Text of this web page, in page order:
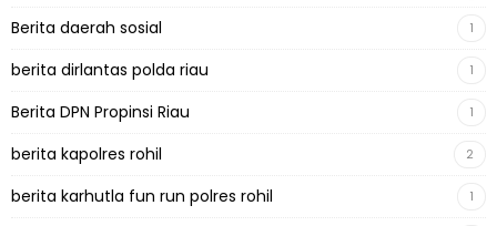
Berita daerah sosial 1
berita dirlantas polda riau 1
Berita DPN Propinsi Riau 1
berita kapolres rohil 2
berita karhutla fun run polres rohil 1